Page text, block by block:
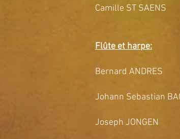
Camille ST
Flûte et harpe:
Bernard
Johann
Joseph